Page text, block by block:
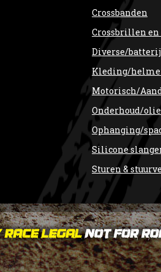
Crossbanden
Crossbrillen en
Diverse/
Kleding/
Motorisch/
Onderhoud/
Ophanging/
Silicone
Sturen &